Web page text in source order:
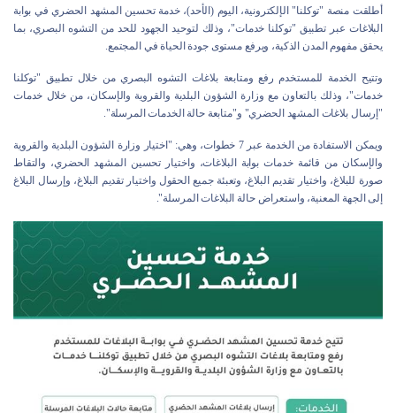
أطلقت منصة "توكلنا" الإلكترونية، اليوم (الأحد)، خدمة تحسين المشهد الحضري في بوابة
البلاغات عبر تطبيق "توكلنا خدمات"، وذلك لتوحيد الجهود للحد من التشوه البصري، بما
يحقق مفهوم المدن الذكية، ويرفع مستوى جودة الحياة في المجتمع.
وتتيح الخدمة للمستخدم رفع ومتابعة بلاغات التشوه البصري من خلال تطبيق "توكلنا
خدمات"، وذلك بالتعاون مع وزارة الشؤون البلدية والقروية والإسكان، من خلال خدمات
"إرسال بلاغات المشهد الحضري" و"متابعة حالة الخدمات المرسلة".
ويمكن الاستفادة من الخدمة عبر 7 خطوات، وهي: "اختيار وزارة الشؤون البلدية والقروية
والإسكان من قائمة خدمات بوابة البلاغات، واختيار تحسين المشهد الحضري، والتقاط
صورة للبلاغ، واختيار تقديم البلاغ، وتعبئة جميع الحقول واختيار تقديم البلاغ، وإرسال البلاغ
إلى الجهة المعنية، واستعراض حالة البلاغات المرسلة".